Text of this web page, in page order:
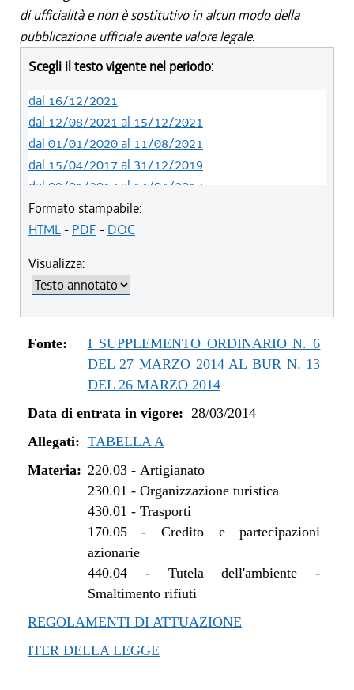
di ufficialità e non è sostitutivo in alcun modo della
pubblicazione ufficiale avente valore legale.
Scegli il testo vigente nel periodo:
dal 16/12/2021
dal 12/08/2021 al 15/12/2021
dal 01/01/2020 al 11/08/2021
dal 15/04/2017 al 31/12/2019
dal 09/01/2017 al 14/04/2017
dal 23/07/2015 al 08/01/2017
dal 08/08/2014 al 22/07/2015
Formato stampabile:
HTML- PDF - DOC
Visualizza:
Fonte:
I SUPPLEMENTO ORDINARIO N. 6
DEL 27 MARZO 2014 AL BUR N. 13
DEL 26 MARZO 2014
Data di entrata in vigore: 28/03/2014
Allegati: TABELLA A
Materia: 220.03- Artigianato
230.01 - Organizzazione turistica
430.01 - Trasporti
170.05-Credito e partecipazioni
azionarie
440.04- Tutela dell'ambiente -
Smaltimento rifiuti
REGOLAMENTI DI ATTUAZIONE
ITER DELLA LEGGE